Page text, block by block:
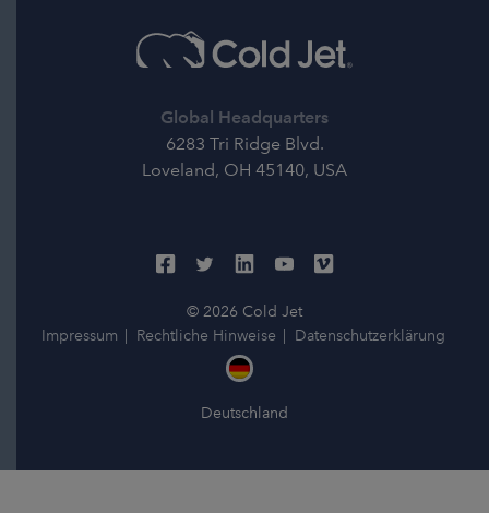
Global Headquarters
6283 Tri Ridge Blvd.
Loveland, OH 45140, USA
© 2026 Cold Jet
Impressum
Rechtliche Hinweise Datenschutzerklärung
Deutschland